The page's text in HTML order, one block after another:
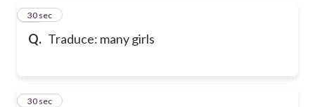
Q. Traduce: many girls
11
30 sec
12
30 sec